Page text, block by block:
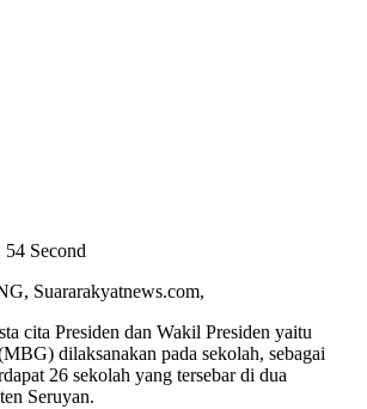
Second
Suararakyatnews.com,
cita Presiden dan Wakil Presiden yaitu
dilaksanakan pada sekolah, sebagai
26 sekolah yang tersebar di dua
Seruyan.